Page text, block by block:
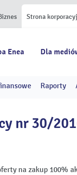
Strona
Enea Dla
Raporty
nr 30/
na zakup 100%